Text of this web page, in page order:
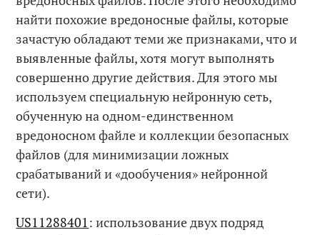
найти похожие вредоносные файлы, которые
зачастую обладают теми же признаками, что и
выявленные файлы, хотя могут выполнять
совершенно другие действия. Для этого мы
используем специальную нейронную сеть,
обученную на одном-единственном
вредоносном файле и коллекции безопасных
файлов (для минимизации ложных
срабатываний и «дообучения» нейронной
сети).
US11288401 : использование двух подряд